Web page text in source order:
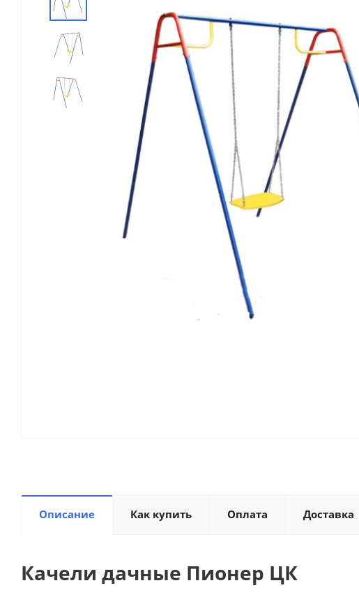
Описание Как купить Оплата Доставка
Качели дачные Пионер ЦК